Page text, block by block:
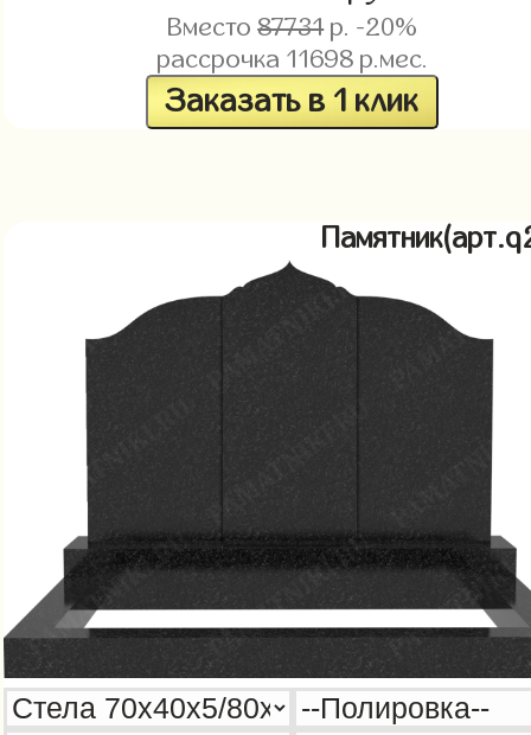
Вместо87731р. -20%
рассрочка 11698 р.мес.
Заказать в 1 клик